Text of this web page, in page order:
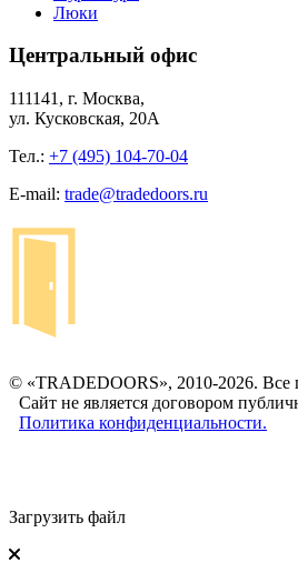
Люки
Центральный офис
111141, г. Москва,
ул. Кусковская, 20А
Тел.: +7 (495) 104-70-04
E-mail: trade@tradedoors.ru
© «TRADEDOORS», 2010-2026. Все
Сайт не является договором
Политика конфиденциальности.
Загрузить файл